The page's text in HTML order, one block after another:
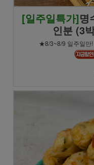
[일주일특가]명
인분 (3
★8/3~8/9 일주일만!